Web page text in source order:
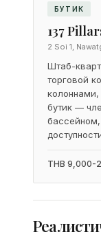
БУТИК
137
2 Soi 1,
Штаб-
торговой
бутик —
THB 9,000-